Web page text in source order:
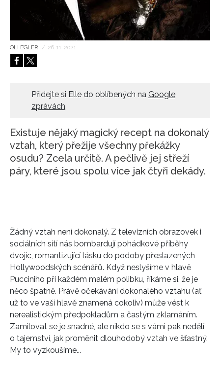
OLI EGLER / 26. 11. 2021
Přidejte si Elle do oblíbených na Google
zprávách
Existuje nějaký magický recept na dokonalý
vztah, který přežije všechny překážky
osudu? Zcela určitě. A pečlivě jej střeží
páry, které jsou spolu více jak čtyři dekády.
Žádný vztah není dokonalý. Z televizních obrazovek i
sociálních sítí nás bombardují pohádkové příběhy
dvojic, romantizující lásku do podoby přeslazených
Hollywoodských scénářů. Když neslyšíme v hlavě
Pucciniho při každém malém polibku, říkáme si, že je
něco špatně. Právě očekávání dokonalého vztahu (ať
už to ve vaší hlavě znamená cokoliv) může vést k
nerealistickým předpokladům a častým zklamáním.
Zamilovat se je snadné, ale nikdo se s vámi pak nedělí
o tajemství, jak proměnit dlouhodobý vztah ve šťastný.
My to vyzkoušíme...